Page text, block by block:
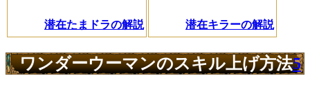
潜在たまドラの解説 潜在キラーの解説
ワンダーウーマンのスキル上げ方法5